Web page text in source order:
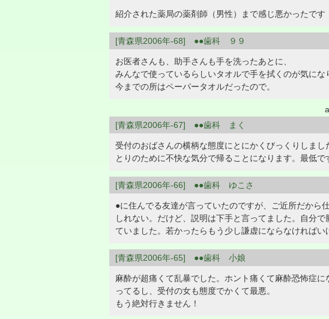
紹介された薬局の薬剤師（男性）まで感じ悪かったです
[青森県2006年-68] ●●歯科 ９９
お医者さんも、助手さんも手を洗ったあとに、
みんなで使っているらしいタオルで手を拭くのが気にな
今までの所はペーパータオルだったので。
[青森県2006年-67] ●●歯科 まく
受付のおばさんの横柄な態度にとにかくびっくりしま
とりのために不快な気分で帰ることになります。最低で
[青森県2006年-66] ●●歯科 ゆこさ
●に住んでる友達が言っていたのですが、ご近所だから
しれない。だけど、説明は下手と言ってました。自分
ていました。若かったらもう少し謙虚にならなければ
[青森県2006年-65] ●●歯科 小娘
麻酔が超痛くて乱暴でした。ホント痛くて麻酔恐怖症
ってるし、受付の女も態度でかくて最悪。
もう絶対行きません！